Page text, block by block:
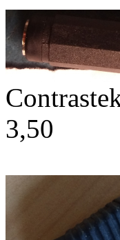
3,50